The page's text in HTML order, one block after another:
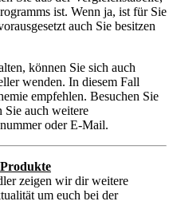
ist. Wenn ja, ist für Sie
auch Sie besitzen
können Sie sich auch
wenden. In diesem Fall
empfehlen. Besuchen Sie
Sie auch weitere
oder E-Mail.
zeigen wir dir weitere
um euch bei der